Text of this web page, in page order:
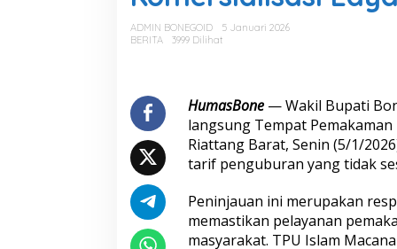
p
t
n
T
i
n
a
T
P
ADMIN BONEGOID
5 Januari 2026
BERITA
3999 Dilihat
HumasBone — Wakil Bupati
langsung Tempat
Riattang Barat, Senin (5/1/
tarif penguburan yang tidak
Peninjauan ini merupakan
memastikan pelayanan
masyarakat. TPU Islam